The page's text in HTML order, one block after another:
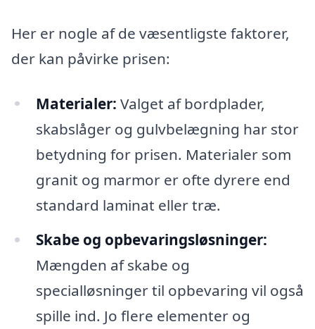
Her er nogle af de væsentligste faktorer,
der kan påvirke prisen:
Materialer: Valget af bordplader,
skabslåger og gulvbelægning har stor
betydning for prisen. Materialer som
granit og marmor er ofte dyrere end
standard laminat eller træ.
Skabe og opbevaringsløsninger:
Mængden af skabe og
specialløsninger til opbevaring vil også
spille ind. Jo flere elementer og